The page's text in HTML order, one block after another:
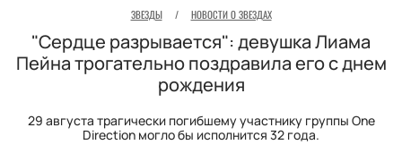
ЗВЕЗДЫ / НОВОСТИ О ЗВЕЗДАХ
"Сердце разрывается": девушка Лиама
Пейна трогательно поздравила его с днем
рождения
29 августа трагически погибшему участнику группы One
Direction могло бы исполнится 32 года.